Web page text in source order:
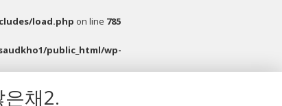
load.php on line 785
public_html/wp-
채2.